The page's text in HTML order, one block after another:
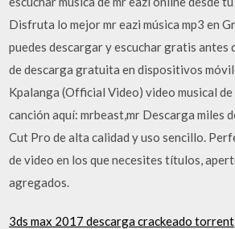
Disfruta lo mejor mr eazi música mp3 en
puedes descargar y escuchar gratis antes
de descarga gratuita en dispositivos
Kpalanga (Official Video) video musical de
canción aquí: mrbeast,mr Descarga miles
Cut Pro de alta calidad y uso sencillo.
de video en los que necesites títulos,
agregados.
3ds max 2017 descarga crackeado torrent